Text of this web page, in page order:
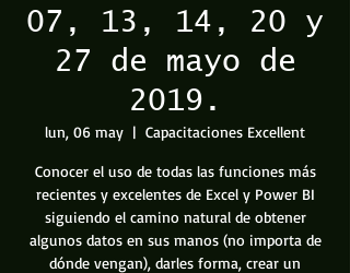
07, 13, 14, 20 y
27 de mayo de
2019.
lun, 06 may
  |
Capacitaciones Excellent
Conocer el uso de todas las funciones más
recientes y excelentes de Excel y Power BI
siguiendo el camino natural de obtener
algunos datos en sus manos (no importa de
dónde vengan), darles forma, crear un